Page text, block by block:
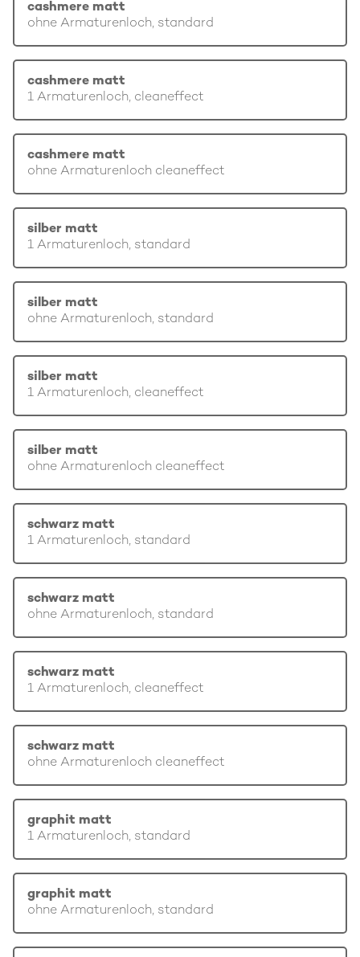
cashmere matt
ohne Armaturenloch, standard
cashmere matt
1 Armaturenloch, cleaneffect
cashmere matt
ohne Armaturenloch cleaneffect
silber matt
1 Armaturenloch, standard
silber matt
ohne Armaturenloch, standard
silber matt
1 Armaturenloch, cleaneffect
silber matt
ohne Armaturenloch cleaneffect
schwarz matt
1 Armaturenloch, standard
schwarz matt
ohne Armaturenloch, standard
schwarz matt
1 Armaturenloch, cleaneffect
schwarz matt
ohne Armaturenloch cleaneffect
graphit matt
1 Armaturenloch, standard
graphit matt
ohne Armaturenloch, standard